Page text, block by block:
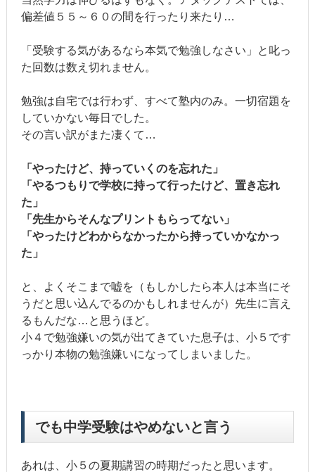
偏差値５５～６０の間を行ったり来たり…
「受験する気があるなら本気で勉強しなさい」と叱っ
た回数は数え切れません。
勉強は自宅では行わず、すべて塾内のみ。一切宿題を
していかない毎日でした。
その言い訳がまた凄くて…
「やったけど、持っていくのを忘れた」
「やるつもりで学校に持って行ったけど、置き忘れ
た」
「先生からそんなプリントもらってない」
「やったけどわからなかったから持っていかなかっ
た」
と、よくそこまで嘘を（もしかしたら本人は本当にそ
うだと思い込んでるのかもしれませんが）先生に言え
るもんだな…と思うほど。
小４で勉強嫌いの気が出てきていた息子は、小５です
っかり本物の勉強嫌いになってしまいました。
でも中学受験はやめないと言う
あれは、小５の夏期講習の時期だったと思います。